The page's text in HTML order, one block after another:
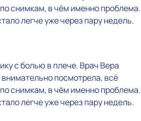
снимкам, в чём именно проблема.
легче уже через пару недель.
с болью в плече. Врач Вера
посмотрела, всё
снимкам, в чём именно проблема.
легче уже через пару недель.